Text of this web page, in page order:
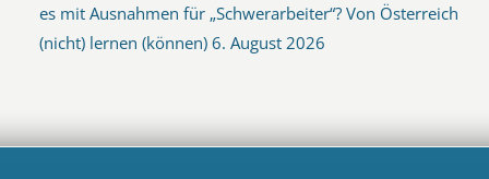
es mit Ausnahmen für „Schwerarbeiter“? Von Österreich
(nicht) lernen (können) 6. August 2026